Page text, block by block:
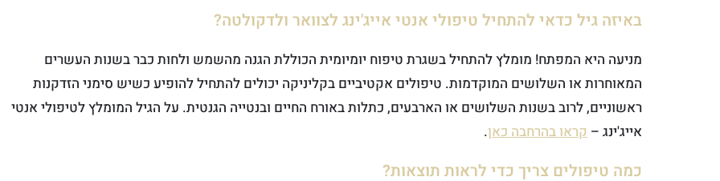
באיזה גיל כדאי להתחיל טיפולי אנטי אייג'ינג לצוואר ולדקולטה?
מניעה היא המפתח! מומלץ להתחיל בשגרת טיפוח יומיומית הכוללת הגנה מהשמש ולחות כבר בשנות העשרים
המאוחרות או השלושים המוקדמות. טיפולים אקטיביים בקליניקה יכולים להתחיל להופיע כשיש סימני הזדקנות
ראשוניים, לרוב בשנות השלושים או הארבעים, כתלות באורח החיים ובנטייה הגנטית. על הגיל המומלץ לטיפולי אנטי
אייג'ינג –קראו בהרחבה כאן.
כמה טיפולים צריך כדי לראות תוצאות?